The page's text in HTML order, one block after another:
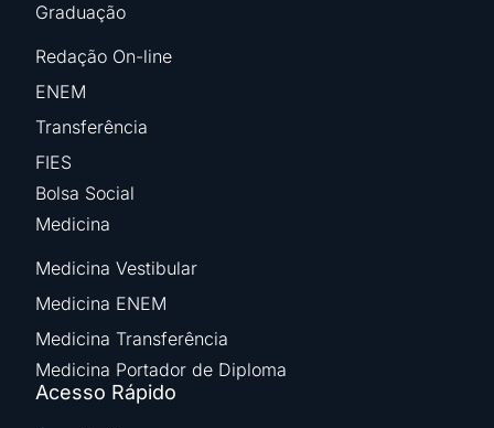
Graduação
Redação On-line
ENEM
Transferência
FIES
Bolsa Social
Medicina
Medicina Vestibular
Medicina ENEM
Medicina Transferência
Medicina Portador de Diploma
Acesso Rápido